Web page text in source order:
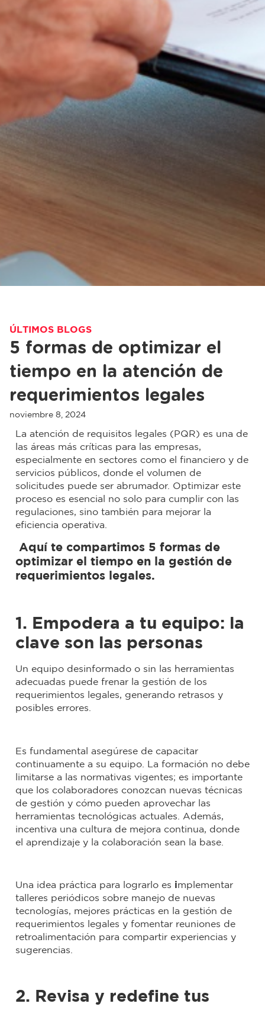
ÚLTIMOS BLOGS
5 formas de optimizar el
tiempo en la atención de
requerimientos legales
noviembre 8, 2024
La atención de requisitos legales (PQR) es una de
las áreas más críticas para las empresas,
especialmente en sectores como el financiero y de
servicios públicos, donde el volumen de
solicitudes puede ser abrumador. Optimizar este
proceso es esencial no solo para cumplir con las
regulaciones, sino también para mejorar la
eficiencia operativa.
Aquí te compartimos 5 formas de
optimizar el tiempo en la gestión de
requerimientos legales.
1. Empodera a tu equipo: la
clave son las personas
Un equipo desinformado o sin las herramientas
adecuadas puede frenar la gestión de los
requerimientos legales, generando retrasos y
posibles errores.
Es fundamental asegúrese de capacitar
continuamente a su equipo. La formación no debe
limitarse a las normativas vigentes; es importante
que los colaboradores conozcan nuevas técnicas
de gestión y cómo pueden aprovechar las
herramientas tecnológicas actuales. Además,
incentiva una cultura de mejora continua, donde
el aprendizaje y la colaboración sean la base.
Una idea práctica para lograrlo es implementar
talleres periódicos sobre manejo de nuevas
tecnologías, mejores prácticas en la gestión de
requerimientos legales y fomentar reuniones de
retroalimentación para compartir experiencias y
sugerencias.
2. Revisa y redefine tus